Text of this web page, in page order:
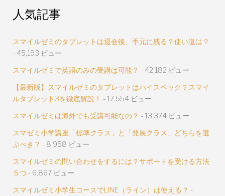
人気記事
スマイルゼミのタブレットは退会後、手元に残る？使い道は？
- 45,193 ビュー
スマイルゼミで英語のみの受講は可能？ - 42,182 ビュー
【最新版】スマイルゼミのタブレットはハイスペック？スマイ
ルタブレット3を徹底解説！ - 17,554 ビュー
スマイルゼミは海外でも受講可能なの？ - 13,374 ビュー
スマゼミ小学講座「標準クラス」と「発展クラス」どちらを選
ぶべき？ - 8,958 ビュー
スマイルゼミの問い合わせをするには？サポートを受ける方法
５つ - 6,867 ビュー
スマイルゼミ小学生コースでLINE（ライン）は使える？ -